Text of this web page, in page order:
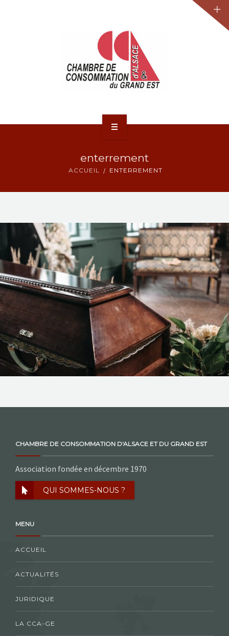
NOS ACTIONS
CONTACT
enterrement
ACCUEIL ENTERREMENT
CHAMBRE DE CONSOMMATION D'ALSACE ET DU GRAND EST
Association fondée en décembre 1970
QUI SOMMES-NOUS ?
MENU
ACCUEIL
ACTUALITÉS
JURIDIQUE
LA CCA-GE